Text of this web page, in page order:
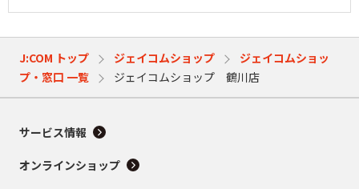
J:COM トップ ジェイコムショップ
ジェイコムショッ
プ・窓口 一覧
ジェイコムショップ 鶴川店
サービス情報
オンラインショップ